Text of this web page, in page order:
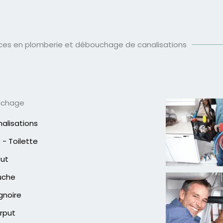
en plomberie et débouchage de canalisations
- Toilette